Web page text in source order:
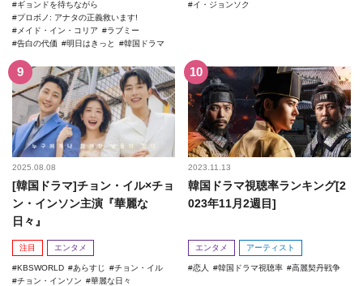
ギョンドを待ちながら
プロボノ: アナタの正義救います!
メイド・イン・コリア
ラブミー
告白の代価
明日はきっと 韓国ドラマ
イ・ジョンソク
2025.08.08
[韓国ドラマ]チョン・イル×チョ
ン・インソン主演『華麗な
日々』
注目 エンタメ
KBSWORLD あらすじ
チョン・イル
チョン・インソン
華麗な日々
2023.11.13
韓国ドラマ視聴率ランキング[2
023年11月2週目]
エンタメ アーティスト
恋人 韓国ドラマ視聴率 高麗契丹戦争